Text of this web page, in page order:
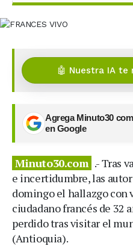
🤖 Nuestra IA te
Agrega Minuto30
en Google
Minuto30.com .- Tras
e incertidumbre, las
domingo el hallazgo con
ciudadano francés de 32
perdido tras visitar el
(Antioquia).